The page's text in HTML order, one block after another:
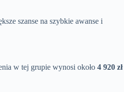
szanse na szybkie awanse i
w tej grupie wynosi około 4 920 zł